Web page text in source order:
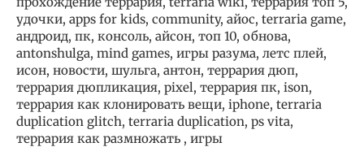
удочки, apps for kids, community, айос, terraria game,
андроид, пк, консоль, айсон, топ 10, обнова,
antonshulga, mind games, игры разума, летс плей,
исон, новости, шульга, антон, террария дюп,
террария дюпликация, pixel, террария пк, ison,
террария как клонировать вещи, iphone, terraria
duplication glitch, terraria duplication, ps vita,
террария как размножать , игры